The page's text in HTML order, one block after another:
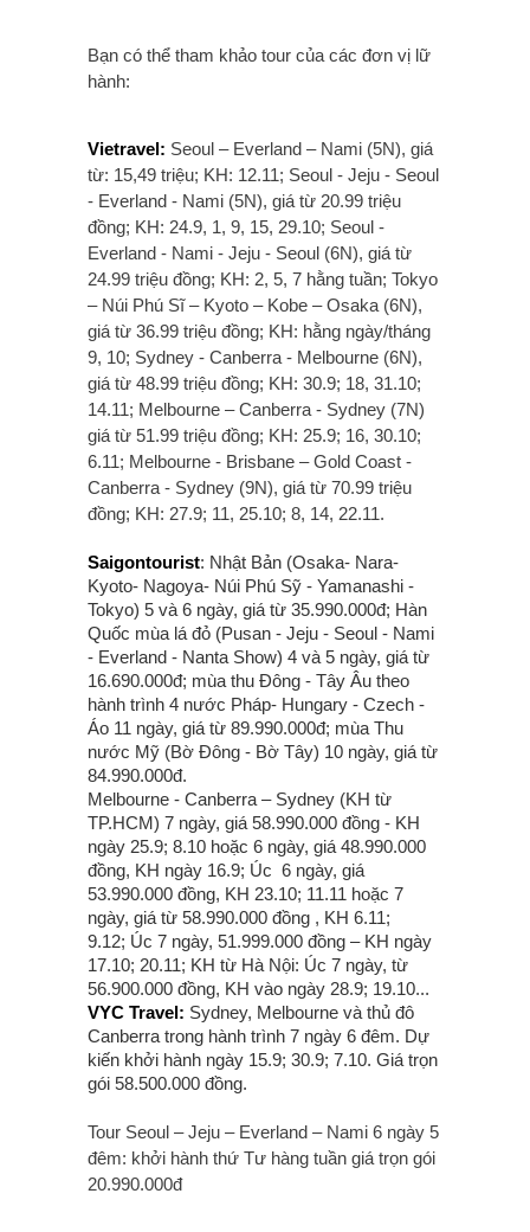
Bạn có thể tham khảo tour của các đơn vị lữ
hành:
Vietravel: Seoul – Everland – Nami (5N), giá
từ: 15,49 triệu; KH: 12.11; Seoul - Jeju - Seoul
- Everland - Nami (5N), giá từ 20.99 triệu
đồng; KH: 24.9, 1, 9, 15, 29.10; Seoul -
Everland - Nami - Jeju - Seoul (6N), giá từ
24.99 triệu đồng; KH: 2, 5, 7 hằng tuần; Tokyo
– Núi Phú Sĩ – Kyoto – Kobe – Osaka (6N),
giá từ 36.99 triệu đồng; KH: hằng ngày/tháng
9, 10; Sydney - Canberra - Melbourne (6N),
giá từ 48.99 triệu đồng; KH: 30.9; 18, 31.10;
14.11; Melbourne – Canberra - Sydney (7N)
giá từ 51.99 triệu đồng; KH: 25.9; 16, 30.10;
6.11; Melbourne - Brisbane – Gold Coast -
Canberra - Sydney (9N), giá từ 70.99 triệu
đồng; KH: 27.9; 11, 25.10; 8, 14, 22.11.
Saigontourist: Nhật Bản (Osaka- Nara-
Kyoto- Nagoya- Núi Phú Sỹ - Yamanashi -
Tokyo) 5 và 6 ngày, giá từ 35.990.000đ; Hàn
Quốc mùa lá đỏ (Pusan - Jeju - Seoul - Nami
- Everland - Nanta Show) 4 và 5 ngày, giá từ
16.690.000đ; mùa thu Đông - Tây Âu theo
hành trình 4 nước Pháp- Hungary - Czech -
Áo 11 ngày, giá từ 89.990.000đ; mùa Thu
nước Mỹ (Bờ Đông - Bờ Tây) 10 ngày, giá từ
84.990.000đ.
Melbourne - Canberra – Sydney (KH từ
TP.HCM) 7 ngày, giá 58.990.000 đồng - KH
ngày 25.9; 8.10 hoặc 6 ngày, giá 48.990.000
đồng, KH ngày 16.9; Úc 6 ngày, giá
53.990.000 đồng, KH 23.10; 11.11 hoặc 7
ngày, giá từ 58.990.000 đồng , KH 6.11;
9.12; Úc 7 ngày, 51.999.000 đồng – KH ngày
17.10; 20.11; KH từ Hà Nội: Úc 7 ngày, từ
56.900.000 đồng, KH vào ngày 28.9; 19.10...
VYC Travel: Sydney, Melbourne và thủ đô
Canberra trong hành trình 7 ngày 6 đêm. Dự
kiến khởi hành ngày 15.9; 30.9; 7.10. Giá trọn
gói 58.500.000 đồng.
Tour Seoul – Jeju – Everland – Nami 6 ngày 5
đêm: khởi hành thứ Tư hàng tuần giá trọn gói
20.990.000đ